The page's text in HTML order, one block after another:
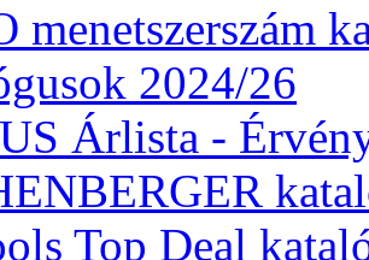
menetszerszám
2024/26
Árlista -
Top Deal